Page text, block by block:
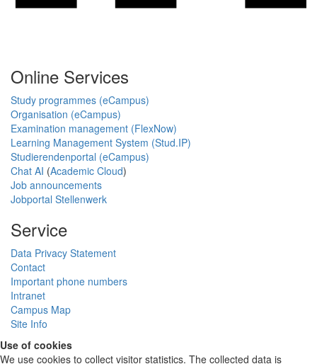
Online Services
Study programmes (eCampus)
Organisation (eCampus)
Examination management (FlexNow)
Learning Management System (Stud.IP)
Studierendenportal (eCampus)
Chat AI (Academic Cloud)
Job announcements
Jobportal Stellenwerk
Service
Data Privacy Statement
Contact
Important phone numbers
Intranet
Campus Map
Site Info
Use of cookies
We use cookies to collect visitor statistics. The collected data is